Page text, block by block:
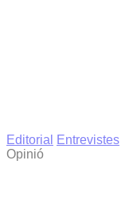
Editorial
Entrevistes
Opinió